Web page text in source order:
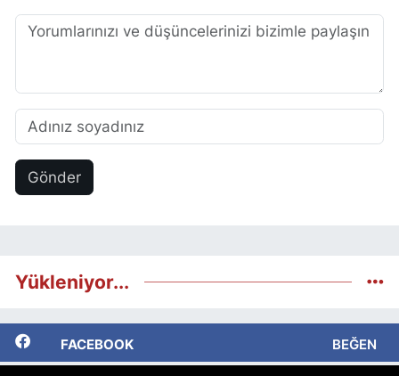
Gönder
Yükleniyor...
FACEBOOK BEĞEN